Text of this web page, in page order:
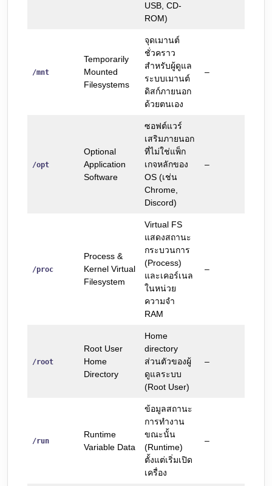
USB, CD-
ROM)
/mnt
Temporarily
Mounted
Filesystems
จุดเมานต์
ชั่วคราว
สำหรับผู้ดูแล
ระบบเมานต์
ดิสก์ภายนอก
ด้วยตนเอง
–
/opt
Optional
Application
Software
ซอฟต์แวร์
เสริมภายนอก
ที่ไม่ใช่แพ็ก
เกจหลักของ
OS (เช่น
Chrome,
Discord)
–
/proc
Process &
Kernel Virtual
Filesystem
Virtual FS
แสดงสถานะ
กระบวนการ
(Process)
และเคอร์เนล
ในหน่วย
ความจำ
RAM
–
/root
Root User
Home
Directory
Home
directory
ส่วนตัวของผู้
ดูแลระบบ
(Root User)
–
/run
Runtime
Variable Data
ข้อมูลสถานะ
การทำงาน
ขณะนั้น
(Runtime)
ตั้งแต่เริ่มเปิด
เครื่อง
–